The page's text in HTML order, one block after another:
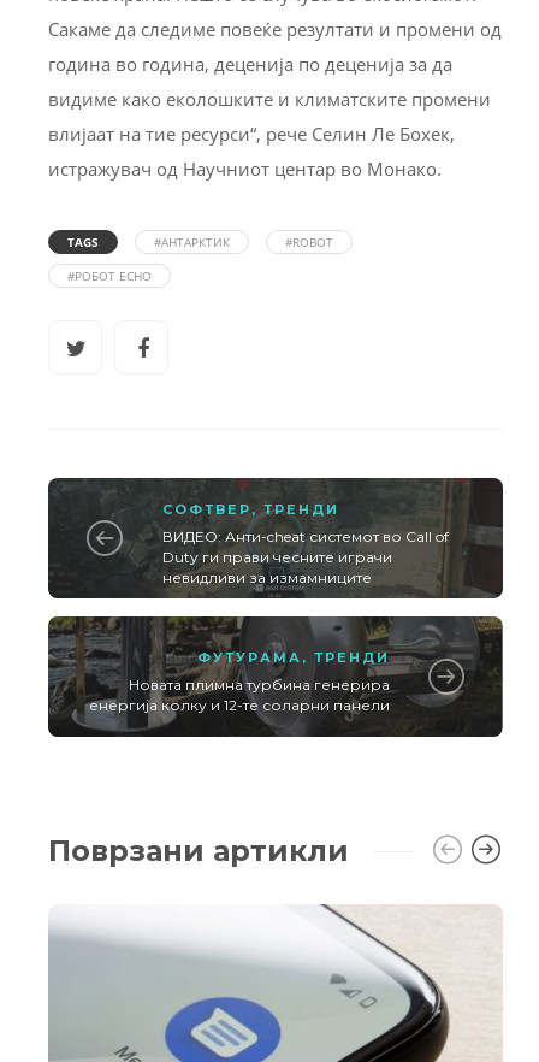
Сакаме да следиме повеќе резултати и промени од
година во година, деценија по деценија за да
видиме како еколошките и климатските промени
влијаат на тие ресурси“, рече Селин Ле Бохек,
истражувач од Научниот центар во Монако.
TAGS #АНТАРКТИК
#ROBOT
#РОБОТ ECHO
СОФТВЕР ,ТРЕНДИ
ВИДЕО: Анти-cheat системот во Call of
Duty ги прави чесните играчи
невидливи за измамниците
ФУТУРАМА , ТРЕНДИ
Новата плимна турбина генерира
енергија колку и 12-те соларни панели
Поврзани артикли